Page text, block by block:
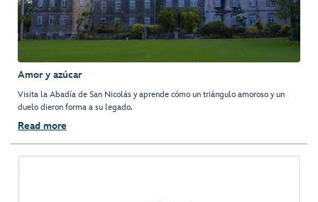
Amor y azúcar
Visita la Abadía de San Nicolás y aprende cómo un triángulo amoroso y un
duelo dieron forma a su legado.
Read more